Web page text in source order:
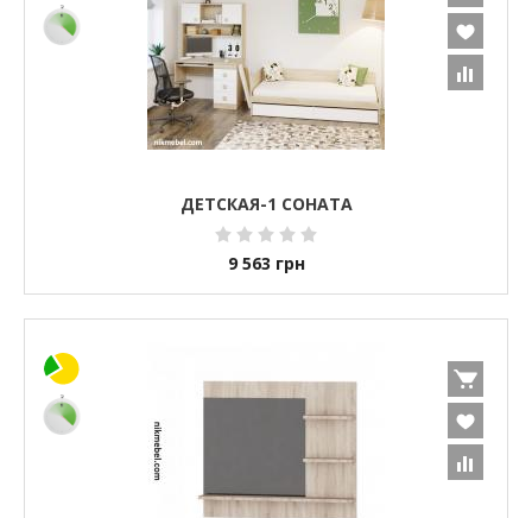
ДЕТСКАЯ-1 СОНАТА
9 563 грн